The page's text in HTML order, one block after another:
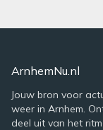
ArnhemNu.nl
Jouw bron voor
weer in Arnhem.
deel uit van het